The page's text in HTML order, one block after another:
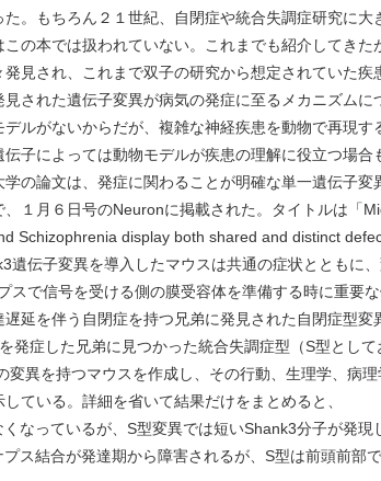
。もちろん２１世紀、自閉症や統合失調症研究に大
の本では扱われていない。これまでも紹介してきた
見され、これまで双子の研究から想定されていた疾
された遺伝子変異が病気の発症に至るメカニズムに
ルがないからだが、複雑な神経疾患を動物で再現す
子によっては動物モデルが疾患の理解に役立つ場合
の論文は、発症に関わることが明確な単一遺伝子変
１月６日号のNeuronに掲載された。タイトルは「
Schizophrenia display both shared and distinct
遺伝子変異を導入したマウスは共通の症状とともに
スで信号を受ける側の膜受容体を準備する時に重要
延を伴う自閉症を持つ兄弟に発見された自閉症型変
発症した兄弟に見つかった統合失調症型（S型として
異を持つマウスを作成し、その行動、生理学、病理
ている。詳細を省いて結果だけをまとめると、
なっているが、S型変異では短いShank3分子が発現
ス結合が発達期から障害されるが、S型は前頭前部